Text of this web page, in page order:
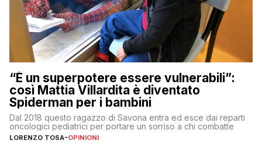
“È un superpotere essere vulnerabili”:
così Mattia Villardita è diventato
Spiderman per i bambini
Dal 2018 questo ragazzo di Savona entra ed esce dai reparti
oncologici pediatrici per portare un sorriso a chi combatte
LORENZO TOSA-OPINIONI